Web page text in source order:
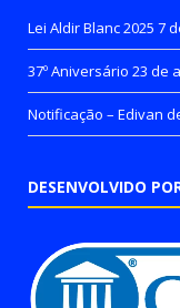
Lei Aldir Blanc 2025 7
37º Aniversário 23 de
Notificação – Edivan
DESENVOLVIDO